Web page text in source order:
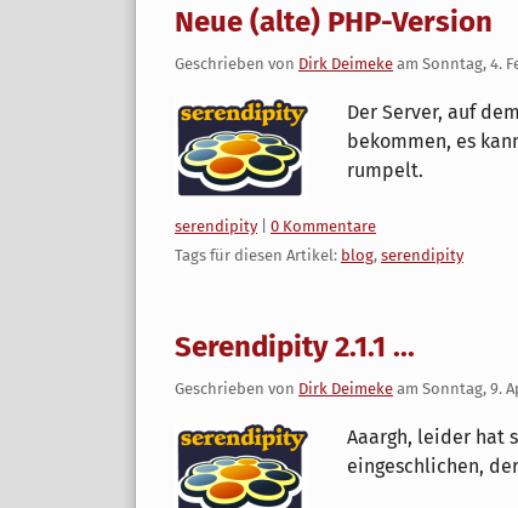
Neue (alte) PHP-Version
Geschrieben von Dirk Deimeke am Sonntag, 4.
Der Server, auf
bekommen, es
rumpelt.
Kategorien:
serendipity| 0 Kommentare
Tags für diesen Artikel: blog, serendipity
Serendipity 2.1.1 ...
Geschrieben von Dirk Deimeke am Sonntag, 9.
Aaargh, leider hat
eingeschlichen,